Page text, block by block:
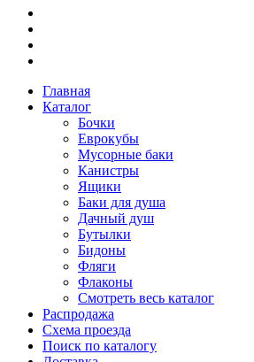
Главная
Каталог
Бочки
Еврокубы
Мусорные баки
Канистры
Ящики
Баки для душа
Дачный душ
Бутылки
Бидоны
Фляги
Флаконы
Смотреть весь каталог
Распродажа
Схема проезда
Поиск по каталогу